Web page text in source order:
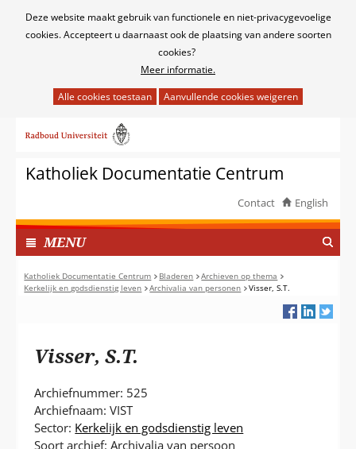
Cookies
Deze website maakt gebruik van functionele en niet-privacygevoelige
cookies. Accepteert u daarnaast ook de plaatsing van andere soorten
cookies?
Meer informatie.
het
van
cookies
deze
website
worden
toegestaan
of
naar
inhoudKatholiek Documentatie Centrum
Contact English
MENUI
N
G
E
P
Katholiek Documentatie Centrum Bladeren
Archieven op thema
Kerkelijk en godsdienstig leven
Archivalia van personen Visser, S.T.
Visser, S.T.
Archiefnummer: 525
Archiefnaam: VIST
Sector: Kerkelijk en godsdienstig leven
Soort archief: Archivalia van persoon